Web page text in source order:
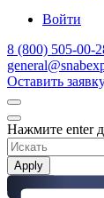
Войти
8 (800) 505-00-
Оставить
Нажмите enter
Apply